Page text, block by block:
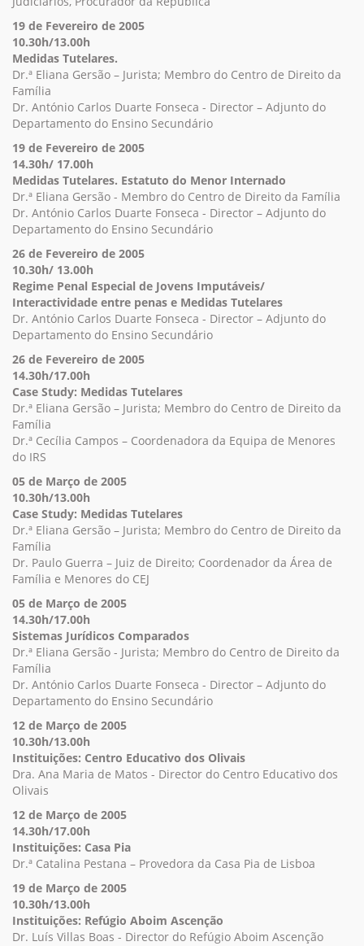
19 de Fevereiro de 2005
10.30h/13.00h
Medidas Tutelares.
Dr.ª Eliana Gersão – Jurista; Membro do Centro de Direito da
Família
Dr. António Carlos Duarte Fonseca - Director – Adjunto do
Departamento do Ensino Secundário
19 de Fevereiro de 2005
14.30h/ 17.00h
Medidas Tutelares. Estatuto do Menor Internado
Dr.ª Eliana Gersão - Membro do Centro de Direito da Família
Dr. António Carlos Duarte Fonseca - Director – Adjunto do
Departamento do Ensino Secundário
26 de Fevereiro de 2005
10.30h/ 13.00h
Regime Penal Especial de Jovens Imputáveis/
Interactividade entre penas e Medidas Tutelares
Dr. António Carlos Duarte Fonseca - Director – Adjunto do
Departamento do Ensino Secundário
26 de Fevereiro de 2005
14.30h/17.00h
Case Study: Medidas Tutelares
Dr.ª Eliana Gersão – Jurista; Membro do Centro de Direito da
Família
Dr.ª Cecília Campos – Coordenadora da Equipa de Menores
do IRS
05 de Março de 2005
10.30h/13.00h
Case Study: Medidas Tutelares
Dr.ª Eliana Gersão – Jurista; Membro do Centro de Direito da
Família
Dr. Paulo Guerra – Juiz de Direito; Coordenador da Área de
Família e Menores do CEJ
05 de Março de 2005
14.30h/17.00h
Sistemas Jurídicos Comparados
Dr.ª Eliana Gersão - Jurista; Membro do Centro de Direito da
Família
Dr. António Carlos Duarte Fonseca - Director – Adjunto do
Departamento do Ensino Secundário
12 de Março de 2005
10.30h/13.00h
Instituições: Centro Educativo dos Olivais
Dra. Ana Maria de Matos - Director do Centro Educativo dos
Olivais
12 de Março de 2005
14.30h/17.00h
Instituições: Casa Pia
Dr.ª Catalina Pestana – Provedora da Casa Pia de Lisboa
19 de Março de 2005
10.30h/13.00h
Instituições: Refúgio Aboim Ascenção
Dr. Luís Villas Boas - Director do Refúgio Aboim Ascenção